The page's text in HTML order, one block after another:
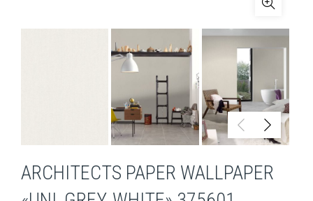
ARCHITECTS PAPER WALLPAPER